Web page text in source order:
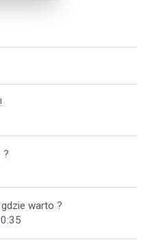
?
warto ?